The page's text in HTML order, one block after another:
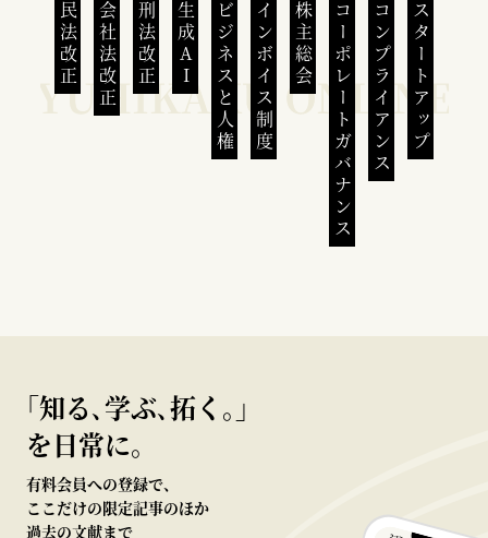
民法改正 会社法改正 刑法改正 生成AI ビジネスと人権インボイス制度 株主総会 コーポレートガバナンスコンプライアンススタートアップ
｢知る､学ぶ､拓く｡｣
を日常に。
有料会員への登録で、
ここだけの限定記事のほか
過去の文献まで